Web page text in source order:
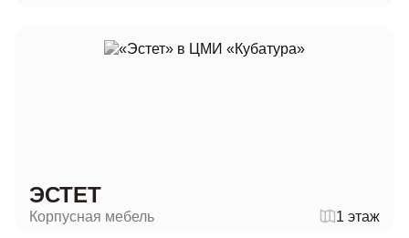
ЭСТЕТ
Корпусная мебель 1 этаж